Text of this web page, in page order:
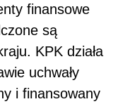
finansowe
są
KPK działa
uchwały
i finansowany